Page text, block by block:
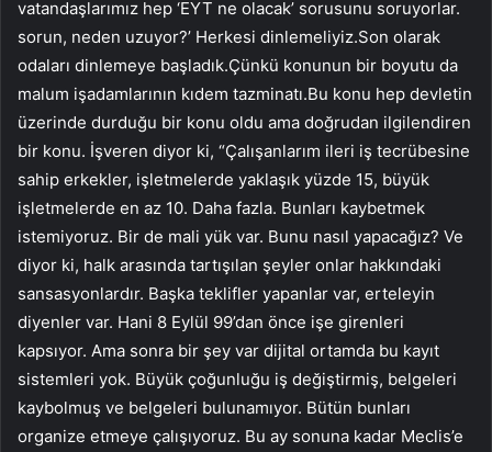
vatandaşlarımız hep ‘EYT ne olacak’ sorusunu soruyorlar.
sorun, neden uzuyor?’ Herkesi dinlemeliyiz.Son olarak
odaları dinlemeye başladık.Çünkü konunun bir boyutu da
malum işadamlarının kıdem tazminatı.Bu konu hep devletin
üzerinde durduğu bir konu oldu ama doğrudan ilgilendiren
bir konu. İşveren diyor ki, “Çalışanlarım ileri iş tecrübesine
sahip erkekler, işletmelerde yaklaşık yüzde 15, büyük
işletmelerde en az 10. Daha fazla. Bunları kaybetmek
istemiyoruz. Bir de mali yük var. Bunu nasıl yapacağız? Ve
diyor ki, halk arasında tartışılan şeyler onlar hakkındaki
sansasyonlardır. Başka teklifler yapanlar var, erteleyin
diyenler var. Hani 8 Eylül 99’dan önce işe girenleri
kapsıyor. Ama sonra bir şey var dijital ortamda bu kayıt
sistemleri yok. Büyük çoğunluğu iş değiştirmiş, belgeleri
kaybolmuş ve belgeleri bulunamıyor. Bütün bunları
organize etmeye çalışıyoruz. Bu ay sonuna kadar Meclis’e